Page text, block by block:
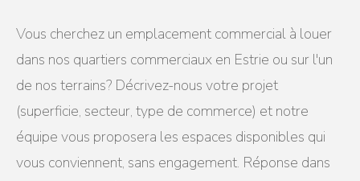
Vous cherchez un emplacement commercial à louer
dans nos quartiers commerciaux en Estrie ou sur l'un
de nos terrains? Décrivez-nous votre projet
(superficie, secteur, type de commerce) et notre
équipe vous proposera les espaces disponibles qui
vous conviennent, sans engagement. Réponse dans